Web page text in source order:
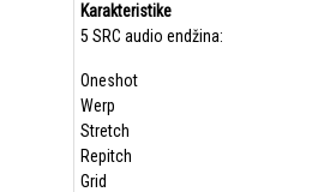
Karakteristike
5 SRC audio endžina:
Oneshot
Werp
Stretch
Repitch
Grid